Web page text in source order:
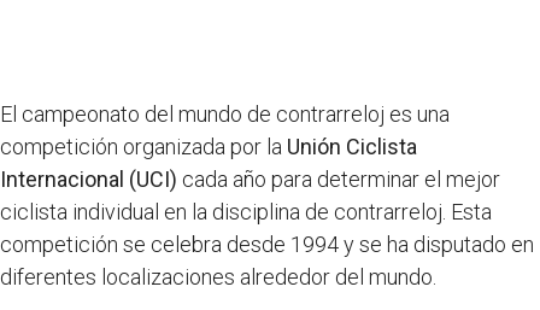
El campeonato del mundo de contrarreloj es una
competición organizada por la Unión Ciclista
Internacional (UCI) cada año para determinar el mejor
ciclista individual en la disciplina de contrarreloj. Esta
competición se celebra desde 1994 y se ha disputado en
diferentes localizaciones alrededor del mundo.